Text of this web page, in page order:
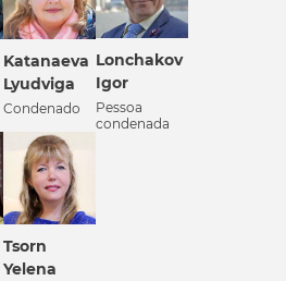
Katanaeva
Lyudviga
Condenado
Lonchakov
Igor
Pessoa
condenada
Tsorn
Yelena